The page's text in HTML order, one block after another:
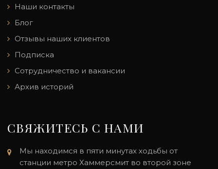
Наши контакты
Блог
Отзывы наших клиентов
Подписка
Сотрудничество и вакансии
Архив историй
СВЯЖИТЕСЬ С НАМИ
Мы находимся в пяти минутах ходьбы от
станции метро Хаммерсмит во второй зоне